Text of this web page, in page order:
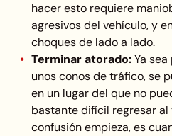
hacer esto requiere
agresivos del vehículo, y
choques de lado a lado.
Terminar atorado:Ya
unos conos de tráfico, se
en un lugar del que no
bastante difícil regresar
confusión empieza, es